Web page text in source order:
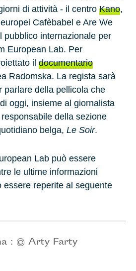
di attività - il centro Kano,
Cafèbabel e Are We
pubblico internazionale per
European Lab. Per
il documentario
Radomska. La regista sarà
parlare della pellicola che
oggi, insieme al giornalista
responsabile della sezione
belga, Le Soir.
Lab può essere
le ultime informazioni
essere reperite al seguente
: © Arty Farty